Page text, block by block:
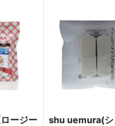
ージー
shu uemura(シ